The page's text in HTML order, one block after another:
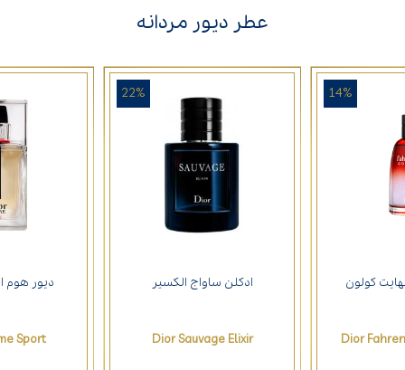
عطر دیور مردانه
14%
کولون
Dior
22%
ادکلن ساواج الکسیر
Dior Sauvage Elixir
دیور هوم
Sport